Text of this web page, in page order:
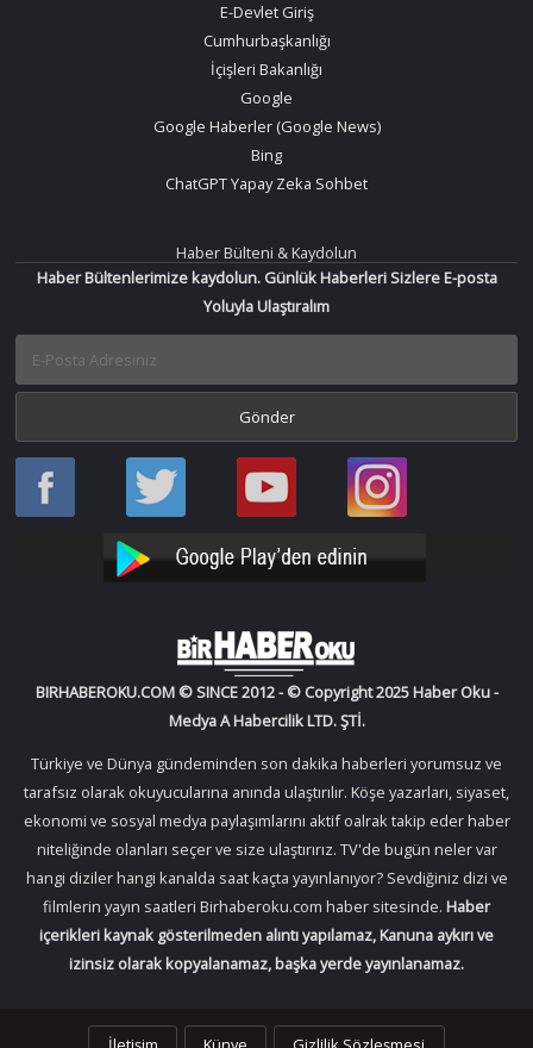
E-Devlet Giriş
Cumhurbaşkanlığı
İçişleri Bakanlığı
Google
Google Haberler (Google News)
Bing
ChatGPT Yapay Zeka Sohbet
Haber Bülteni & Kaydolun
Haber Bültenlerimize kaydolun. Günlük Haberleri Sizlere E-posta
Yoluyla Ulaştıralım
Haber
Oku
Haber
Oku
Bir
Haber
YouTube
Bir
Haber
Instagram
BIRHABEROKU.COM © SINCE 2012 - © Copyright 2025 Haber Oku -
Medya A Habercilik LTD. ŞTİ.
Türkiye ve Dünya gündeminden son dakika haberleri yorumsuz ve
tarafsız olarak okuyucularına anında ulaştırılır. Köşe yazarları, siyaset,
ekonomi ve sosyal medya paylaşımlarını aktif oalrak takip eder haber
niteliğinde olanları seçer ve size ulaştırırız. TV'de bugün neler var
hangi diziler hangi kanalda saat kaçta yayınlanıyor? Sevdiğiniz dizi ve
filmlerin yayın saatleri Birhaberoku.com haber sitesinde. Haber
içerikleri kaynak gösterilmeden alıntı yapılamaz, Kanuna aykırı ve
izinsiz olarak kopyalanamaz, başka yerde yayınlanamaz.